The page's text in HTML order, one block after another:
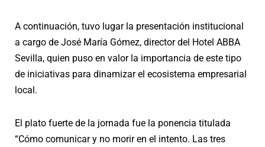
A continuación, tuvo lugar la presentación institucional
a cargo de José María Gómez, director del Hotel ABBA
Sevilla, quien puso en valor la importancia de este tipo
de iniciativas para dinamizar el ecosistema empresarial
local.
El plato fuerte de la jornada fue la ponencia titulada
“Cómo comunicar y no morir en el intento. Las tres